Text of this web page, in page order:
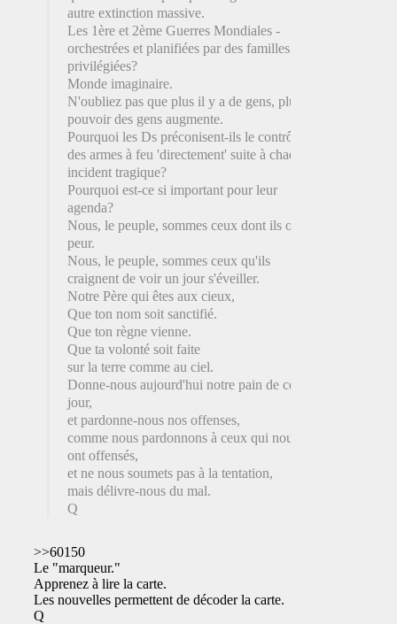
autre extinction massive.
Les 1ère et 2ème Guerres Mondiales -
orchestrées et planifiées par des familles
privilégiées?
Monde imaginaire.
N'oubliez pas que plus il y a de gens, plus le
pouvoir des gens augmente.
Pourquoi les Ds préconisent-ils le contrôle
des armes à feu 'directement' suite à chaque
incident tragique?
Pourquoi est-ce si important pour leur
agenda?
Nous, le peuple, sommes ceux dont ils ont
peur.
Nous, le peuple, sommes ceux qu'ils
craignent de voir un jour s'éveiller.
Notre Père qui êtes aux cieux,
Que ton nom soit sanctifié.
Que ton règne vienne.
Que ta volonté soit faite
sur la terre comme au ciel.
Donne-nous aujourd'hui notre pain de ce
jour,
et pardonne-nous nos offenses,
comme nous pardonnons à ceux qui nous
ont offensés,
et ne nous soumets pas à la tentation,
mais délivre-nous du mal.
Q
>>60150
Le "marqueur."
Apprenez à lire la carte.
Les nouvelles permettent de décoder la carte.
Q